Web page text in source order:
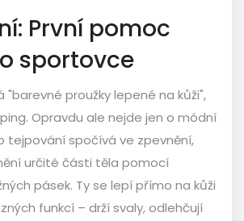
První pomoc
sportovce
"barevné proužky lepené na kůži",
Opravdu ale nejde jen o módní
tejpování spočívá ve zpevnění,
určité části těla pomocí
pásek. Ty se lepí přímo na kůži
funkcí – drží svaly, odlehčují